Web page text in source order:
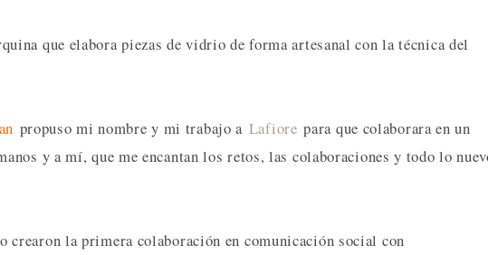
que elabora piezas de vidrio de forma artesanal con la técnica del
propuso mi nombre y mi trabajo a Lafiore para que colaborara en un
y a mí, que me encantan los retos, las colaboraciones y todo lo
crearon la primera colaboración en comunicación social con